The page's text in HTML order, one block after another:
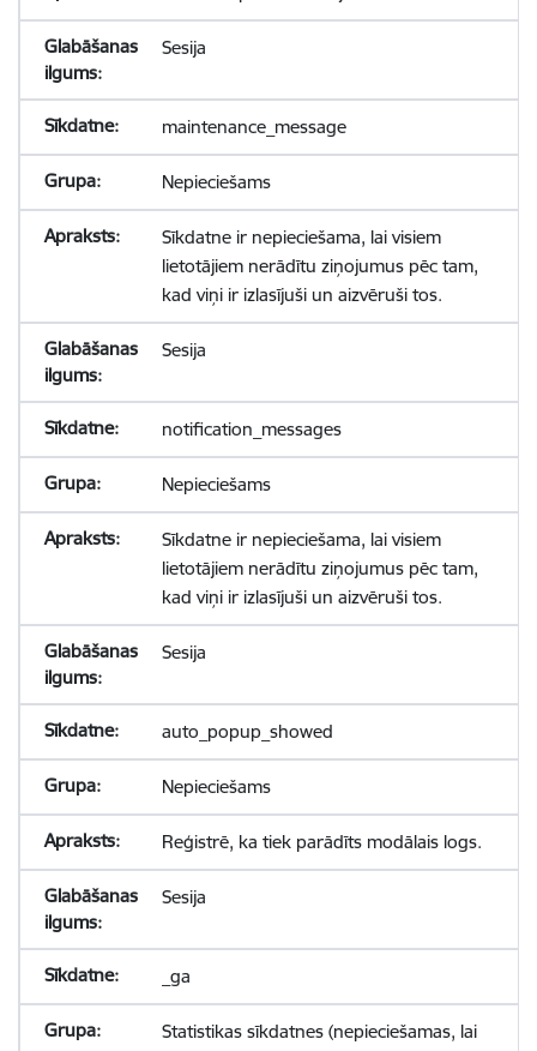
Sesija
maintenance_message
Nepieciešams
Sīkdatne ir nepieciešama, lai visiem
lietotājiem nerādītu ziņojumus pēc tam,
kad viņi ir izlasījuši un aizvēruši tos.
Sesija
notification_messages
Nepieciešams
Sīkdatne ir nepieciešama, lai visiem
lietotājiem nerādītu ziņojumus pēc tam,
kad viņi ir izlasījuši un aizvēruši tos.
Sesija
auto_popup_showed
Nepieciešams
Reģistrē, ka tiek parādīts modālais logs.
Sesija
_ga
Statistikas sīkdatnes (nepieciešamas, lai